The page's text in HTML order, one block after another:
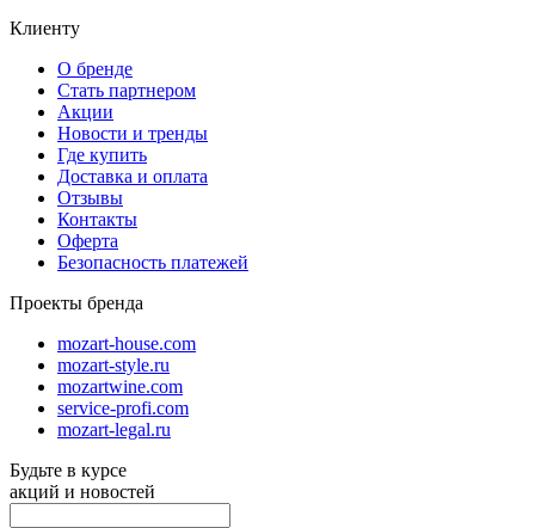
Клиенту
О бренде
Стать партнером
Акции
Новости и тренды
Где купить
Доставка и оплата
Отзывы
Контакты
Оферта
Безопасность платежей
Проекты бренда
mozart-house.com
mozart-style.ru
mozartwine.com
service-profi.com
mozart-legal.ru
Будьте в курсе
акций и новостей